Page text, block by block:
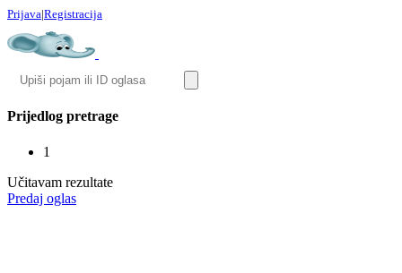
Prijava|Registracija
Prijedlog pretrage
1
Učitavam rezultate
Predaj oglas